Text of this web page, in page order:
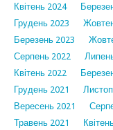
Квітень 2024
Грудень 2023
Березень 2023
Серпень 2022
Квітень 2022
Грудень 2021
Вересень 2021
Травень 2021